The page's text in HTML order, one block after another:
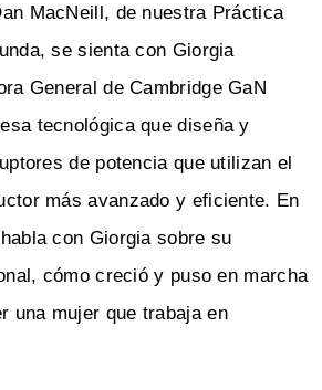
MacNeill, de nuestra Práctica
se sienta con Giorgia
General de Cambridge GaN
tecnológica que diseña y
de potencia que utilizan el
más avanzado y eficiente. En
con Giorgia sobre su
cómo creció y puso en marcha
una mujer que trabaja en